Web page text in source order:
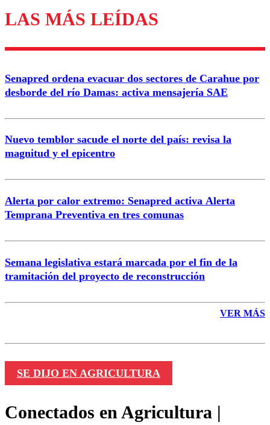
Los comentarios son moderados para garantizar un
diálogo respetuoso.
Correo
LAS MÁS LEÍDAS
Senapred ordena evacuar dos sectores de Carahue por
desborde del río Damas: activa mensajería SAE
Nuevo temblor sacude el norte del país: revisa la
magnitud y el epicentro
Alerta por calor extremo: Senapred activa Alerta
Temprana Preventiva en tres comunas
Semana legislativa estará marcada por el fin de la
tramitación del proyecto de reconstrucción
VER MÁS
SE DIJO EN AGRICULTURA
Conectados en Agricultura |